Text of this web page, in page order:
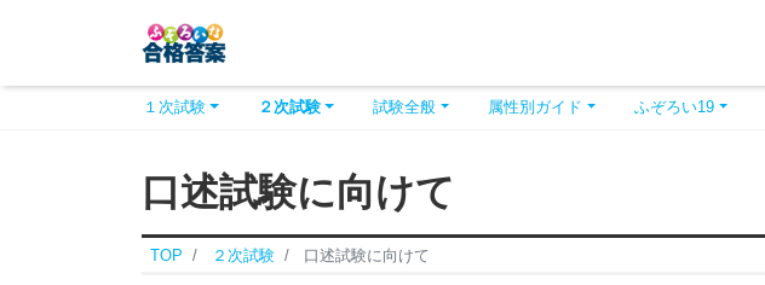
１次試験 ２次試験 試験全般 属性別ガイド ふぞろい19
口述試験に向けて
TOP ２次試験 口述試験に向けて